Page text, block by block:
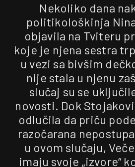
Nekoliko dana
politikološkinja
objavila na Tviteru
koje je njena sestra
u vezi sa bivšim
nije stala u njenu
slučaj su se
novosti. Dok
odlučila da priču
razočarana
u ovom slučaju,
imaju svoje „izvore“